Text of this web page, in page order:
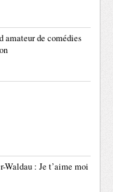
amateur de comédies
: Je t’aime moi